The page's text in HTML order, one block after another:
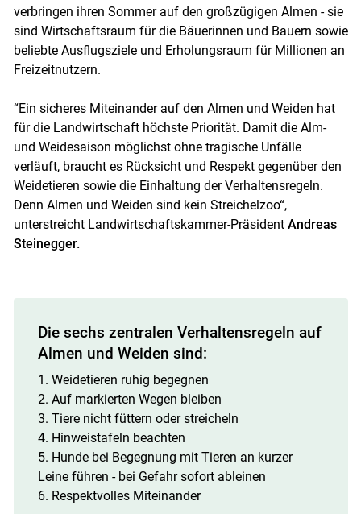
Skip to main content
verbringen ihren Sommer auf den großzügigen Almen - sie
sind Wirtschaftsraum für die Bäuerinnen und Bauern sowie
beliebte Ausflugsziele und Erholungsraum für Millionen an
Freizeitnutzern.
“Ein sicheres Miteinander auf den Almen und Weiden hat
für die Landwirtschaft höchste Priorität. Damit die Alm-
und Weidesaison möglichst ohne tragische Unfälle
verläuft, braucht es Rücksicht und Respekt gegenüber den
Weidetieren sowie die Einhaltung der Verhaltensregeln.
Denn Almen und Weiden sind kein Streichelzoo“,
unterstreicht Landwirtschaftskammer-Präsident Andreas
Steinegger.
Die sechs zentralen Verhaltensregeln auf
Almen und Weiden sind:
1. Weidetieren ruhig begegnen
2. Auf markierten Wegen bleiben
3. Tiere nicht füttern oder streicheln
4. Hinweistafeln beachten
5. Hunde bei Begegnung mit Tieren an kurzer
Leine führen - bei Gefahr sofort ableinen
6. Respektvolles Miteinander